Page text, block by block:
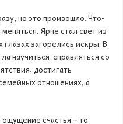
но это произошло. Что-
Ярче стал свет из
загорелись искры. В
научиться справляться со
достигать
отношениях, а
счастья – то